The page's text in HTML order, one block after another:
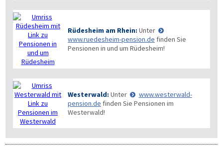
Rüdesheim am Rhein: Unter
www.ruedesheim-pension.de finden Sie
Pensionen in und um Rüdesheim!
Westerwald: Unter
www.westerwald-
pension.de finden Sie Pensionen im
Westerwald!